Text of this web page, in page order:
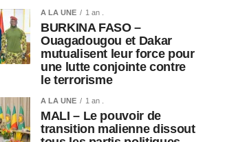
A LA UNE 1 an .
BURKINA FASO –
Ouagadougou et Dakar
mutualisent leur force pour
une lutte conjointe contre
le terrorisme
A LA UNE 1 an .
MALI – Le pouvoir de
transition malienne dissout